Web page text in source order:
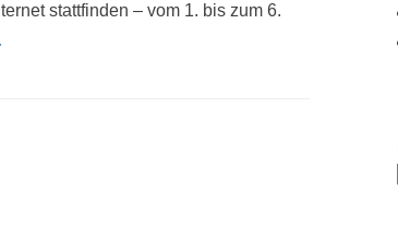
stattfinden – vom 1. bis zum 6.